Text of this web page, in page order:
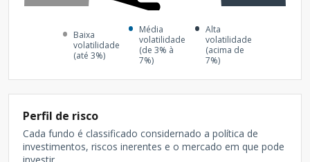
Baixa
volatilidade
(até 3%)
Média
volatilidade
(de 3% à
7%)
Alta
volatilidade
(acima de
7%)
Perfil de risco
Cada fundo é classificado considernado a política de
investimentos, riscos inerentes e o mercado em que pode